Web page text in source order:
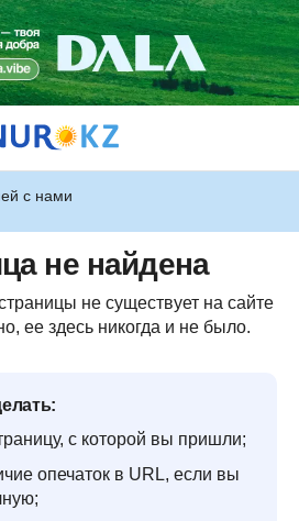
с нами
не найдена
не существует на сайте
ее здесь никогда и не было.
с которой вы пришли;
опечаток в URL, если вы